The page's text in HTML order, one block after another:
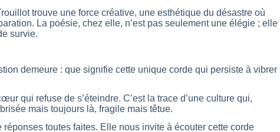
trouve une force créative, une esthétique du désastre où
La poésie, chez elle, n’est pas seulement une élégie ; elle
survie.
demeure : que signifie cette unique corde qui persiste à vibrer
qui refuse de s’éteindre. C’est la trace d’une culture qui,
mais toujours là, fragile mais têtue.
toutes faites. Elle nous invite à écouter cette corde